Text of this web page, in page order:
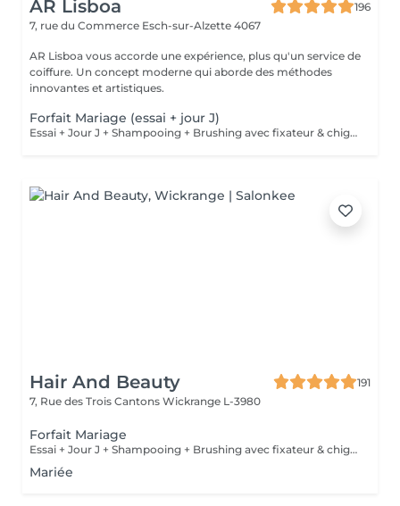
AR Lisboa
196
7, rue du Commerce Esch-sur-Alzette 4067
AR Lisboa vous accorde une expérience, plus qu'un service de
coiffure. Un concept moderne qui aborde des méthodes
innovantes et artistiques.
Forfait Mariage (essai + jour J)
Essai + Jour J + Shampooing + Brushing avec fixateur & chignon
Hair And Beauty
191
7, Rue des Trois Cantons Wickrange L-3980
Forfait Mariage
Essai + Jour J + Shampooing + Brushing avec fixateur & chignon
Mariée